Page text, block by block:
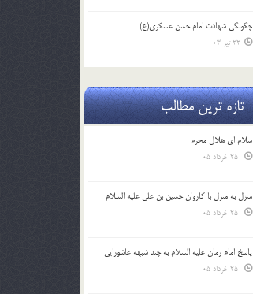
چگونگی شهادت امام حسن عسکری(ع)
22 تیر 03
تازه ترین مطالب
سلام ای هلال محرم
منزل به منزل با کاروان حسین بن علی علیه السلام
پاسخ امام زمان علیه السلام به چند شبهه عاشورایی